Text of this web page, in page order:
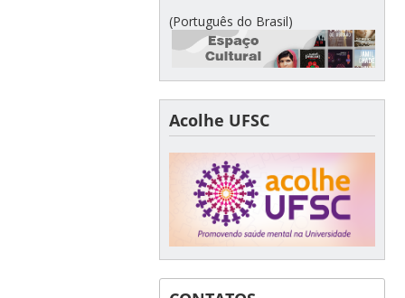
(Português do Brasil)
Acolhe UFSC